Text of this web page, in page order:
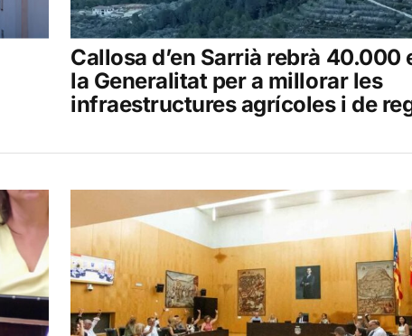
Callosa d’en Sarrià rebrà 40.000
la Generalitat per a millorar les
infraestructures agrícoles i de